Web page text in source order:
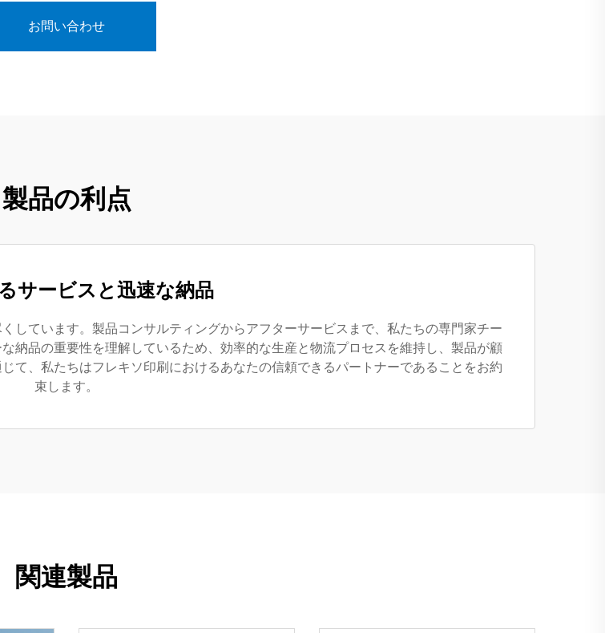
お問い合わせ
製品の利点
サービスと迅速な納品
しています。製品コンサルティングからアフターサービスまで、私たちの専門家チー
納品の重要性を理解しているため、効率的な生産と物流プロセスを維持し、製品が顧
て、私たちはフレキソ印刷におけるあなたの信頼できるパートナーであることをお約
束します。
関連製品